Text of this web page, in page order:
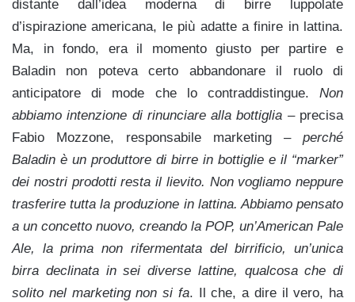
distante dall’idea moderna di birre luppolate
d’ispirazione americana, le più adatte a finire in lattina.
Ma, in fondo, era il momento giusto per partire e
Baladin non poteva certo abbandonare il ruolo di
anticipatore di mode che lo contraddistingue. Non
abbiamo intenzione di rinunciare alla bottiglia – precisa
Fabio Mozzone, responsabile marketing –perché
Baladin è un produttore di birre in bottiglie e il “marker”
dei nostri prodotti resta il lievito. Non vogliamo neppure
trasferire tutta la produzione in lattina. Abbiamo pensato
a un concetto nuovo, creando la POP, un’American Pale
Ale, la prima non rifermentata del birrificio, un’unica
birra declinata in sei diverse lattine, qualcosa che di
solito nel marketing non si fa. Il che, a dire il vero, ha